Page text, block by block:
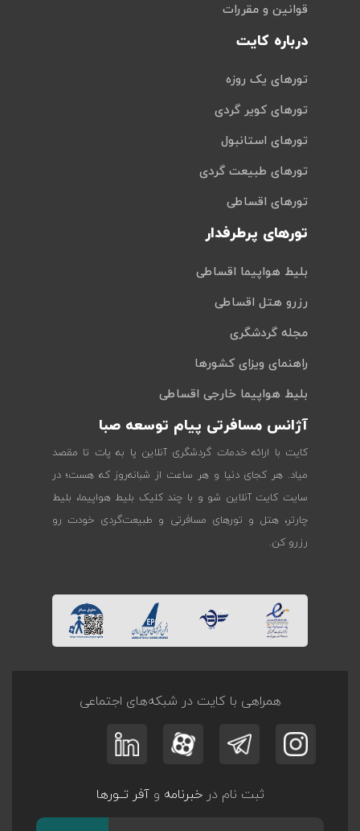
قوانین و مقررات
درباره کایت
تورهای یک روزه
تورهای کویر گردی
تورهای استانبول
تورهای طبیعت گردی
تورهای اقساطی
تورهای پرطرفدار
بلیط هواپیما اقساطی
رزرو هتل اقساطی
مجله گردشگری
راهنمای ویزای کشورها
بلیط هواپیما خارجی اقساطی
آژانس مسافرتی پیام توسعه صبا
کایت با ارائه خدمات گردشگری آنلاین پا به پات تا مقصد
میاد. هر کجای دنیا و هر ساعت از شبانه‌روز که هست؛ در
سایت کایت آنلاین شو و با چند کلیک بلیط هواپیما، بلیط
چارتر، هتل و تورهای مسافرتی و طبیعت‌گردی خودت رو
رزرو کن.
همراهی با کایت در شبکه‌های اجتماعی
ثبت نام درخبرنامه وآفر تــورها